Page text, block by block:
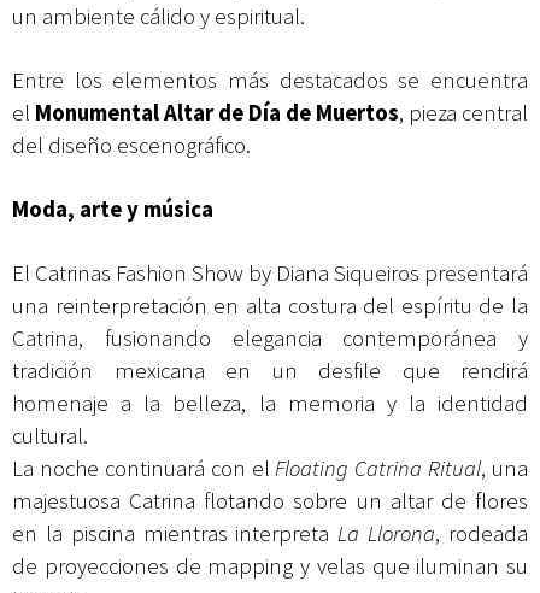
un ambiente cálido y espiritual.
Entre los elementos más destacados se encuentra
el Monumental Altar de Día de Muertos, pieza central
del diseño escenográfico.
Moda, arte y música
El Catrinas Fashion Show by Diana Siqueiros presentará
una reinterpretación en alta costura del espíritu de la
Catrina, fusionando elegancia contemporánea y
tradición mexicana en un desfile que rendirá
homenaje a la belleza, la memoria y la identidad
cultural.
La noche continuará con elFloating Catrina Ritual, una
majestuosa Catrina flotando sobre un altar de flores
en la piscina mientras interpretaLa Llorona, rodeada
de proyecciones de mapping y velas que iluminan su